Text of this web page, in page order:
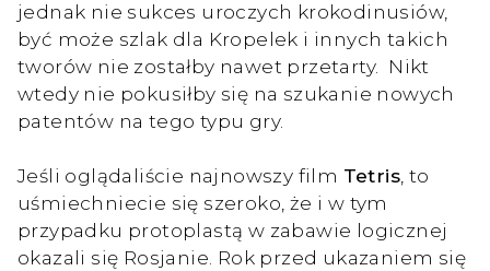
jednak nie sukces uroczych krokodinusiów,
być może szlak dla Kropelek i innych takich
tworów nie zostałby nawet przetarty. Nikt
wtedy nie pokusiłby się na szukanie nowych
patentów na tego typu gry.
Jeśli oglądaliście najnowszy film Tetris , to
uśmiechniecie się szeroko, że i w tym
przypadku protoplastą w zabawie logicznej
okazali się Rosjanie. Rok przed ukazaniem się